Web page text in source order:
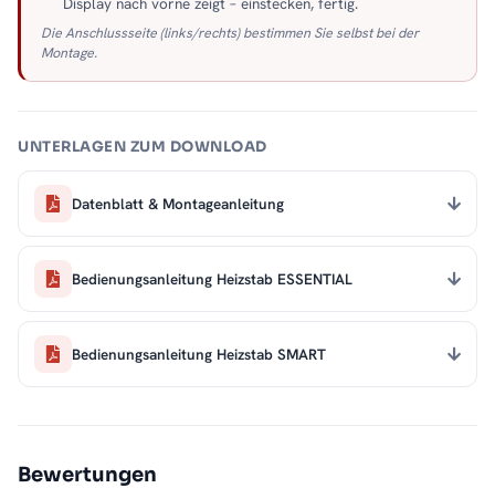
Die Anschlussseite (links/rechts) bestimmen Sie selbst bei der
Montage.
UNTERLAGEN ZUM DOWNLOAD
Datenblatt & Montageanleitung
Bedienungsanleitung Heizstab ESSENTIAL
Bedienungsanleitung Heizstab SMART
Bewertungen